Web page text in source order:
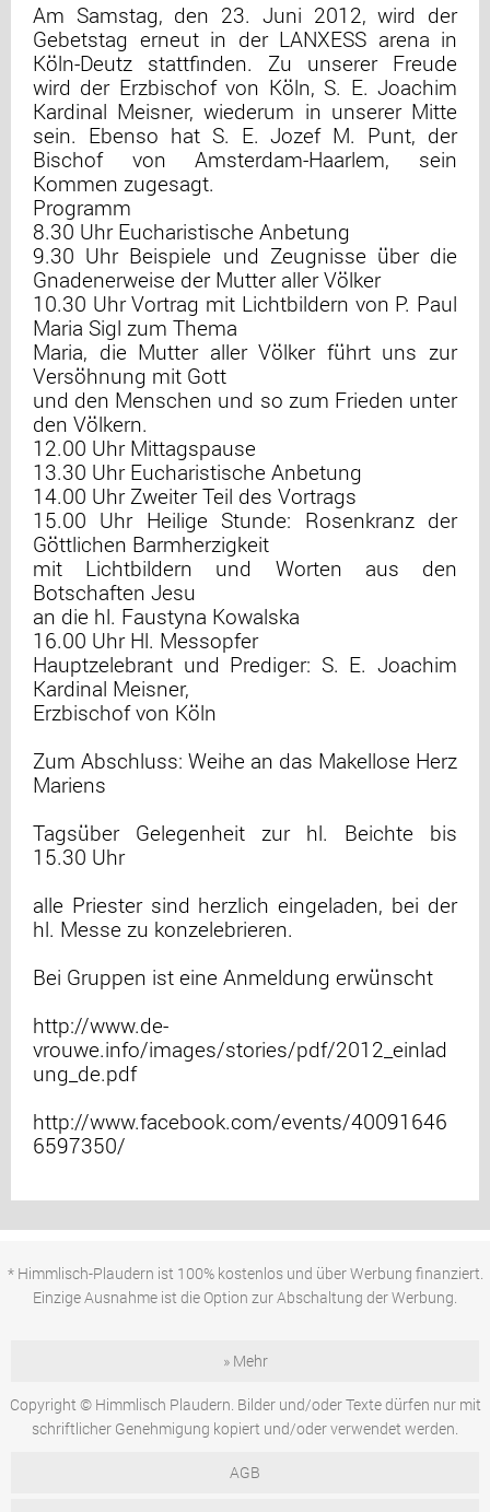
Am Samstag, den 23. Juni 2012, wird der
Gebetstag erneut in der LANXESS arena in
Köln-Deutz stattfinden. Zu unserer Freude
wird der Erzbischof von Köln, S. E. Joachim
Kardinal Meisner, wiederum in unserer Mitte
sein. Ebenso hat S. E. Jozef M. Punt, der
Bischof von Amsterdam-Haarlem, sein
Kommen zugesagt.
Programm
8.30 Uhr Eucharistische Anbetung
9.30 Uhr Beispiele und Zeugnisse über die
Gnadenerweise der Mutter aller Völker
10.30 Uhr Vortrag mit Lichtbildern von P. Paul
Maria Sigl zum Thema
Maria, die Mutter aller Völker führt uns zur
Versöhnung mit Gott
und den Menschen und so zum Frieden unter
den Völkern.
12.00 Uhr Mittagspause
13.30 Uhr Eucharistische Anbetung
14.00 Uhr Zweiter Teil des Vortrags
15.00 Uhr Heilige Stunde: Rosenkranz der
Göttlichen Barmherzigkeit
mit Lichtbildern und Worten aus den
Botschaften Jesu
an die hl. Faustyna Kowalska
16.00 Uhr Hl. Messopfer
Hauptzelebrant und Prediger: S. E. Joachim
Kardinal Meisner,
Erzbischof von Köln
Zum Abschluss: Weihe an das Makellose Herz
Mariens
Tagsüber Gelegenheit zur hl. Beichte bis
15.30 Uhr
alle Priester sind herzlich eingeladen, bei der
hl. Messe zu konzelebrieren.
Bei Gruppen ist eine Anmeldung erwünscht
http://www.de-
vrouwe.info/images/stories/pdf/2012_einlad
ung_de.pdf
http://www.facebook.com/events/40091646
6597350/
* Himmlisch-Plaudern ist 100% kostenlos und über Werbung finanziert.
Einzige Ausnahme ist die Option zur Abschaltung der Werbung.
» Mehr
Copyright © Himmlisch Plaudern. Bilder und/oder Texte dürfen nur mit
schriftlicher Genehmigung kopiert und/oder verwendet werden.
AGB